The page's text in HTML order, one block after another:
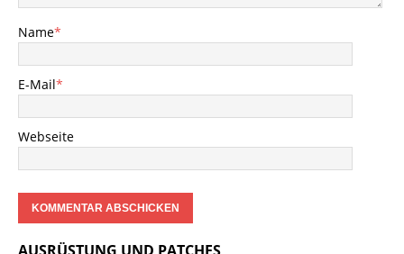
Name*
E-Mail*
Webseite